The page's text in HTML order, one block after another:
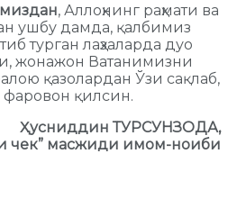
, Аллоҳнинг раҳмати ва
ушбу дамда, қалбимиз
турган лаҳзаларда дуо
жонажон Ватанимизни
қазолардан Ўзи сақлаб,
фаровон қилсин.
Ҳусниддин ТУРСУНЗОДА,
чек” масжиди имом-ноиби